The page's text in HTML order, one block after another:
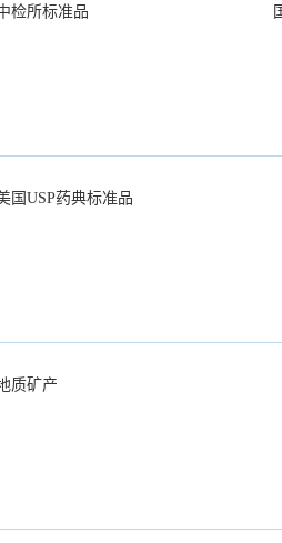
检所标准品
国USP药典标准品
质矿产